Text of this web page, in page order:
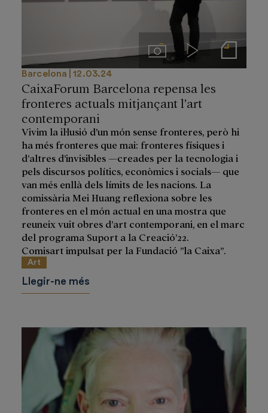
ImágenesVideos Notas de prensa
Barcelona 12.03.24
CaixaForum Barcelona repensa les
fronteres actuals mitjançant l’art
contemporani
Vivim la il·lusió d’un món sense fronteres, però hi
ha més fronteres que mai: fronteres físiques i
d’altres d’invisibles —creades per la tecnologia i
pels discursos polítics, econòmics i socials— que
van més enllà dels límits de les nacions. La
comissària Mei Huang reflexiona sobre les
fronteres en el món actual en una mostra que
reuneix vuit obres d’art contemporani, en el marc
del programa Suport a la Creació’22.
Comisart impulsat per la Fundació ”la Caixa”.
Art
Llegir-ne més